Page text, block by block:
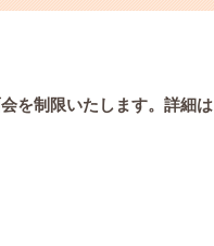
を制限いたします。詳細は